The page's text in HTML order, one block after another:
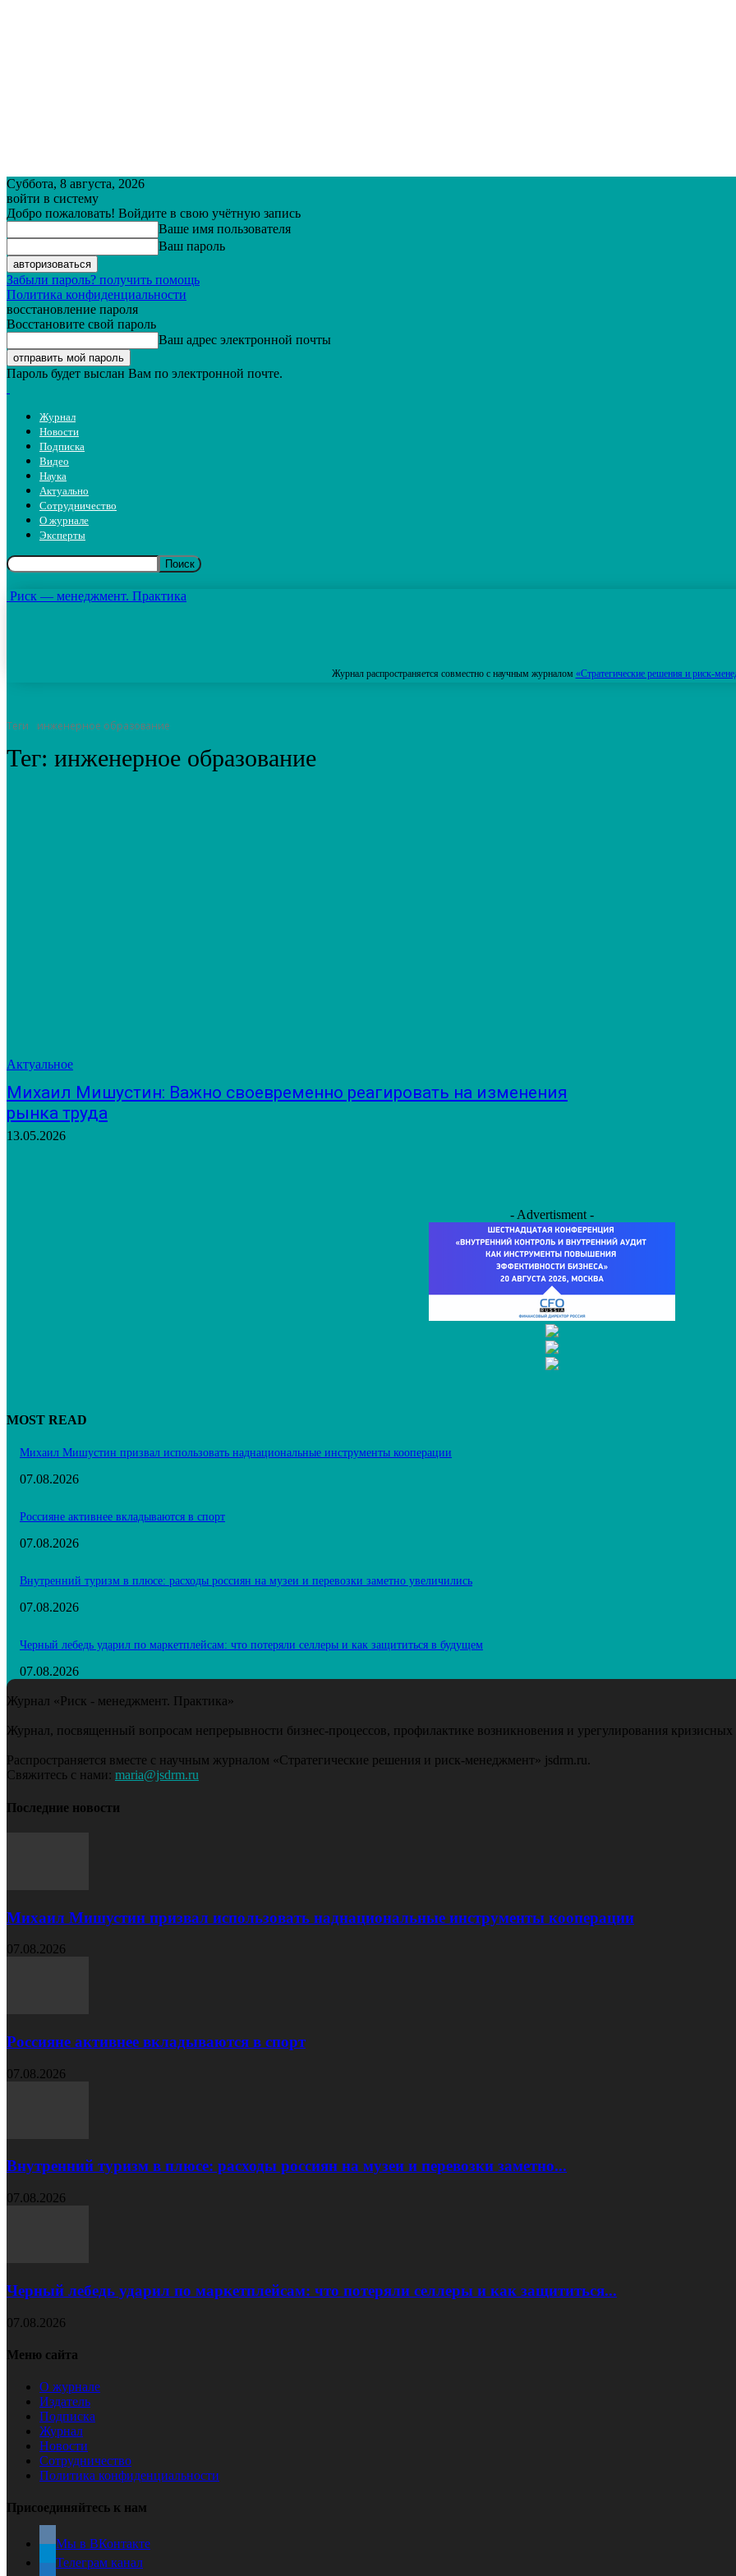
Суббота, 8 августа, 2026
войти в систему
Добро пожаловать! Войдите в свою учётную запись
Ваше имя пользователя
Ваш пароль
Забыли пароль? получить помощь
Политика конфиденциальности
восстановление пароля
Восстановите свой пароль
Ваш адрес электронной почты
Пароль будет выслан Вам по электронной почте.
Журнал
Новости
Подписка
Видео
Наука
Актуально
Сотрудничество
О журнале
Эксперты
Риск — менеджмент. Практика
Журнал распространяется совместно с научным журналом «Стратегические решения и риск-
Теги инженерное образование
Тег: инженерное образование
Актуальное
Михаил Мишустин: Важно своевременно реагировать на изменения
рынка труда
13.05.2026
- Advertisment -
MOST READ
Михаил Мишустин призвал использовать наднациональные инструменты кооперации
07.08.2026
Россияне активнее вкладываются в спорт
07.08.2026
Внутренний туризм в плюсе: расходы россиян на музеи и перевозки заметно увеличились
07.08.2026
Черный лебедь ударил по маркетплейсам: что потеряли селлеры и как защититься в будущем
07.08.2026
Журнал «Риск - менеджмент. Практика»
Журнал, посвященный вопросам непрерывности бизнес-процессов, профилактике возникновения и урегулирования
Распространяется вместе с научным журналом «Стратегические решения и риск-менеджмент» jsdrm.ru.
Свяжитесь с нами: maria@jsdrm.ru
Последние новости
Михаил Мишустин призвал использовать наднациональные инструменты кооперации
07.08.2026
Россияне активнее вкладываются в спорт
07.08.2026
Внутренний туризм в плюсе: расходы россиян на музеи и перевозки заметно...
07.08.2026
Черный лебедь ударил по маркетплейсам: что потеряли селлеры и как защититься...
07.08.2026
Меню сайта
О журнале
Издатель
Подписка
Журнал
Новости
Сотрудничество
Политика конфиденциальности
Присоединяйтесь к нам
Мы в ВКонтакте
Телеграм канал